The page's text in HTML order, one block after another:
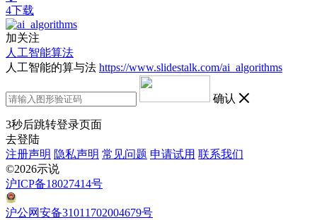
4下载
加关注
人工智能算法
人工智能的算与法 https://www.slidestalk.com/ai_algorithms
确认
3秒后跳转登录页面
去登陆
注册声明 隐私声明 常见问题 申请试用 联系我们
©2026示说
沪ICP备18027414号
沪公网安备31011702004679号